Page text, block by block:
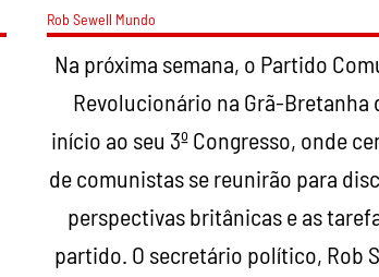
Rob Sewell Mundo
Na próxima semana, o Partido
Revolucionário na Grã-Bretanha
início ao seu 3º Congresso, onde
de comunistas se reunirão para
perspectivas britânicas e as
partido. O secretário político, Rob